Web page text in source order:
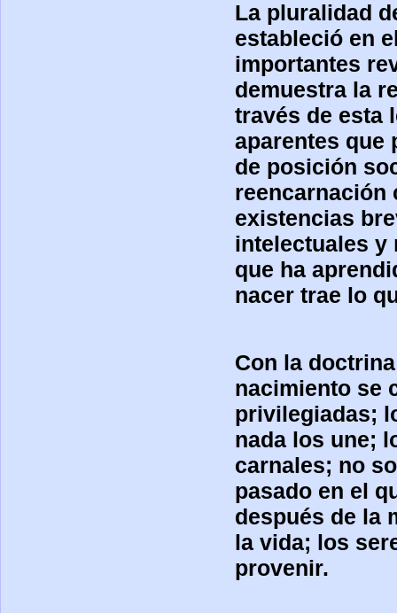
La pluralidad
estableció en
importantes
demuestra la
través de esta
aparentes que
de posición
reencarnación
existencias
intelectuales y
que ha
nacer trae lo
Con la
nacimiento se
privilegiadas;
nada los une;
carnales; no
pasado en el
después de la
la vida; los
provenir.